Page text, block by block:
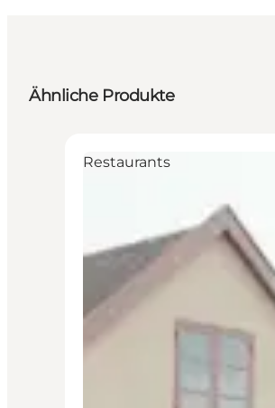
Ähnliche Produkte
Restaurants